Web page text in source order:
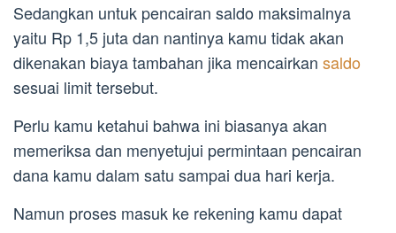
Sedangkan untuk pencairan saldo maksimalnya
yaitu Rp 1,5 juta dan nantinya kamu tidak akan
dikenakan biaya tambahan jika mencairkan saldo
sesuai limit tersebut.
Perlu kamu ketahui bahwa ini biasanya akan
memeriksa dan menyetujui permintaan pencairan
dana kamu dalam satu sampai dua hari kerja.
Namun proses masuk ke rekening kamu dapat